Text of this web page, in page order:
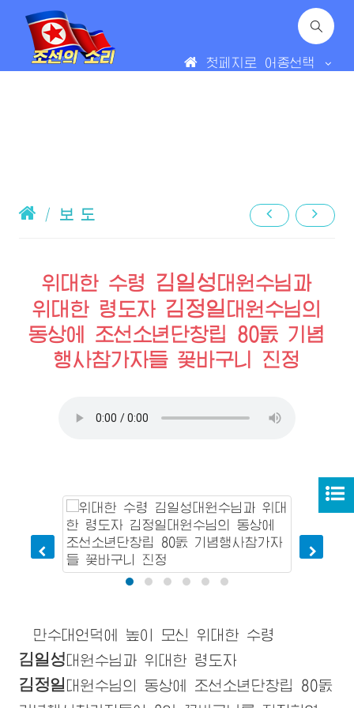
첫페지로 어종선택
/ 보 도
위대한 수령 김일성 대원수님과
위대한 령도자 김정일 대원수님의
동상에 조선소년단창립 80돐 기념
행사참가자들 꽃바구니 진정
만수대언덕에 높이 모신위대한 수령
김일성 대원수님 과위대한 령도자
김정일 대원수님의 동상에 조선소년단창립 80돐